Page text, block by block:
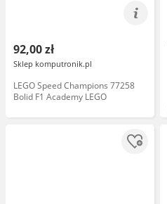
92,00 zł
Sklep komputronik.pl
LEGO Speed Champions 77258
Bolid F1 Academy LEGO